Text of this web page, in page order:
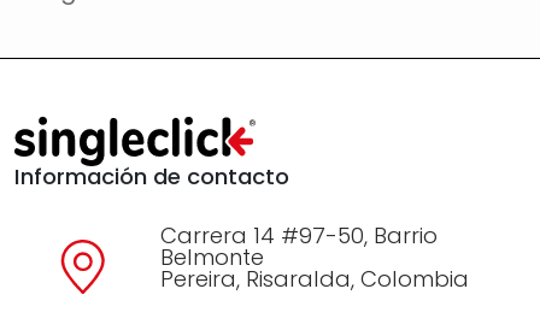
Información de contacto
Carrera 14 #97-50, Barrio
Belmonte
Pereira, Risaralda, Colombia